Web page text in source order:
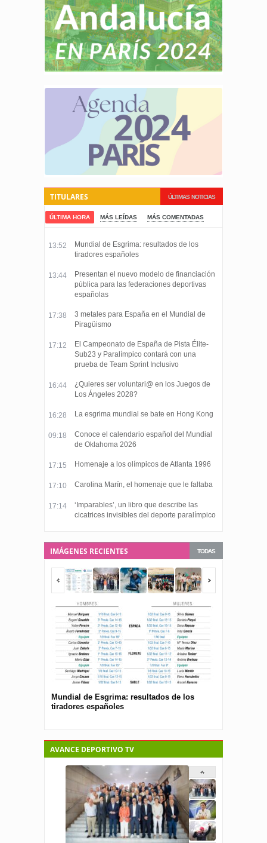
ÚLTIMAS NOTICIAS
TITULARES
ÚLTIMA HORA MÁS LEÍDAS MÁS COMENTADAS
13:52
Mundial de Esgrima: resultados de los
tiradores españoles
13:44
Presentan el nuevo modelo de financiación
pública para las federaciones deportivas
españolas
17:38
3 metales para España en el Mundial de
Piragüismo
17:12
El Campeonato de España de Pista Élite-
Sub23 y Paralímpico contará con una
prueba de Team Sprint Inclusivo
16:44
¿Quieres ser voluntari@ en los Juegos de
Los Ángeles 2028?
16:28 La esgrima mundial se bate en Hong Kong
09:18
Conoce el calendario español del Mundial
de Oklahoma 2026
17:15 Homenaje a los olímpicos de Atlanta 1996
17:10 Carolina Marín, el homenaje que le faltaba
17:14
‘Imparables’, un libro que describe las
cicatrices invisibles del deporte paralímpico
TODAS
IMÁGENES RECIENTES
Mundial de Esgrima: resultados de los
tiradores españoles
AVANCE DEPORTIVO TV